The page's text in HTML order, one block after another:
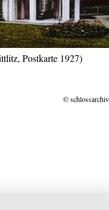
Postkarte 1927)
©